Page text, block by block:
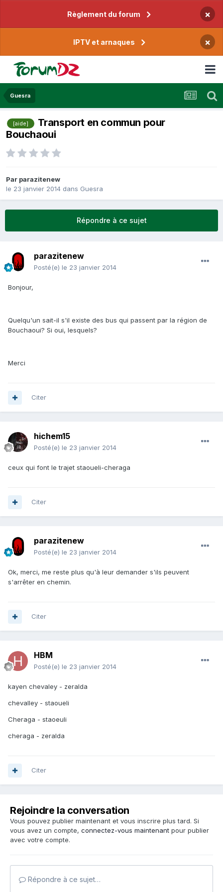
Règlement du forum ×
IPTV et arnaques ×
Guesra
[aide]
Transport en commun pour
Bouchaoui
Par parazitenew
le 23 janvier 2014 dans Guesra
Répondre à ce sujet
parazitenew
Posté(e) le 23 janvier 2014
Bonjour,
Quelqu'un sait-il s'il existe des bus qui passent par la région de
Bouchaoui? Si oui, lesquels?
Merci
Citer
hichem15
Posté(e) le 23 janvier 2014
ceux qui font le trajet staoueli-cheraga
Citer
parazitenew
Posté(e) le 23 janvier 2014
Ok, merci, me reste plus qu'à leur demander s'ils peuvent
s'arrêter en chemin.
Citer
HBM
Posté(e) le 23 janvier 2014
kayen chevaley - zeralda
chevalley - staoueli
Cheraga - staoeuli
cheraga - zeralda
Citer
Rejoindre la conversation
Vous pouvez publier maintenant et vous inscrire plus tard. Si
vous avez un compte, connectez-vous maintenant pour publier
avec votre compte.
Répondre à ce sujet…